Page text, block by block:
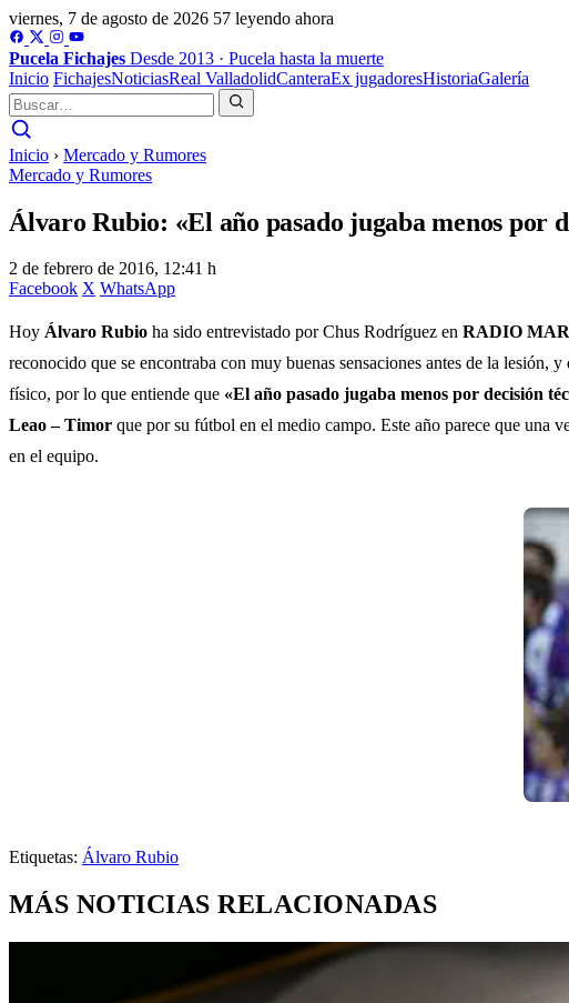
viernes, 7 de agosto de 2026 57 leyendo ahora
Pucela Fichajes Desde 2013 · Pucela hasta la muerte
Inicio FichajesNoticiasReal ValladolidCanteraEx jugadoresHistoriaGalería
Inicio › Mercado y Rumores
Mercado y Rumores
Álvaro Rubio: «El año pasado jugaba menos por
2 de febrero de 2016, 12:41 h
Facebook X WhatsApp
Hoy Álvaro Rubio ha sido entrevistado por Chus Rodríguez en RADIO
reconocido que se encontraba con muy buenas sensaciones antes de la lesión,
físico, por lo que entiende que «El año pasado jugaba menos por decisión
Leao – Timor que por su fútbol en el medio campo. Este año parece que una
en el equipo.
Etiquetas: Álvaro Rubio
MÁS NOTICIAS RELACIONADAS